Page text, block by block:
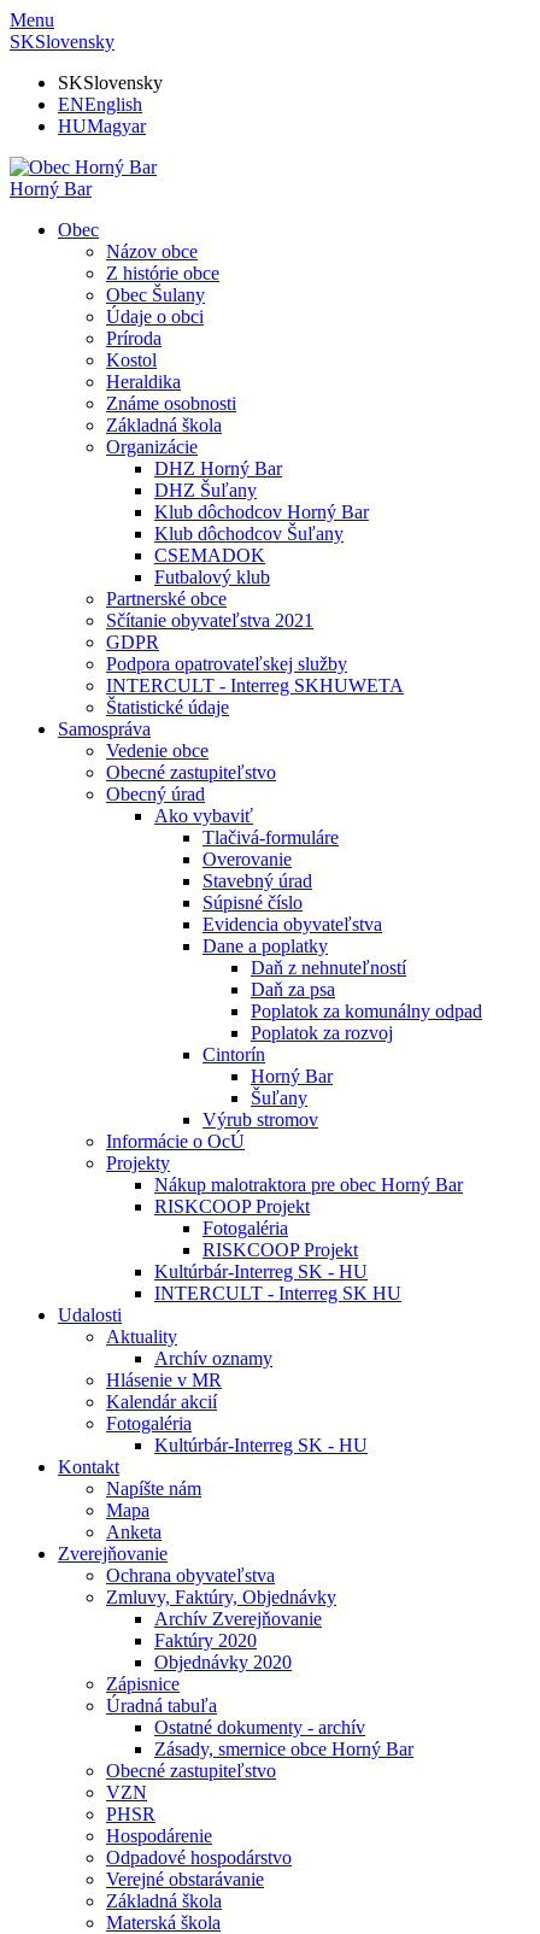
Menu
SKSlovensky
SKSlovensky
ENEnglish
HUMagyar
Horný Bar
Obec
Názov obce
Z histórie obce
Obec Šulany
Údaje o obci
Príroda
Kostol
Heraldika
Známe osobnosti
Základná škola
Organizácie
DHZ Horný Bar
DHZ Šuľany
Klub dôchodcov Horný Bar
Klub dôchodcov Šuľany
CSEMADOK
Futbalový klub
Partnerské obce
Sčítanie obyvateľstva 2021
GDPR
Podpora opatrovateľskej služby
INTERCULT - Interreg SKHUWETA
Štatistické údaje
Samospráva
Vedenie obce
Obecné zastupiteľstvo
Obecný úrad
Ako vybaviť
Tlačivá-formuláre
Overovanie
Stavebný úrad
Súpisné číslo
Evidencia obyvateľstva
Dane a poplatky
Daň z nehnuteľností
Daň za psa
Poplatok za komunálny odpad
Poplatok za rozvoj
Cintorín
Horný Bar
Šuľany
Výrub stromov
Informácie o OcÚ
Projekty
Nákup malotraktora pre obec Horný Bar
RISKCOOP Projekt
Fotogaléria
RISKCOOP Projekt
Kultúrbár-Interreg SK - HU
INTERCULT - Interreg SK HU
Udalosti
Aktuality
Archív oznamy
Hlásenie v MR
Kalendár akcií
Fotogaléria
Kultúrbár-Interreg SK - HU
Kontakt
Napíšte nám
Mapa
Anketa
Zverejňovanie
Ochrana obyvateľstva
Zmluvy, Faktúry, Objednávky
Archív Zverejňovanie
Faktúry 2020
Objednávky 2020
Zápisnice
Úradná tabuľa
Ostatné dokumenty - archív
Zásady, smernice obce Horný Bar
Obecné zastupiteľstvo
VZN
PHSR
Hospodárenie
Odpadové hospodárstvo
Verejné obstarávanie
Základná škola
Materská škola